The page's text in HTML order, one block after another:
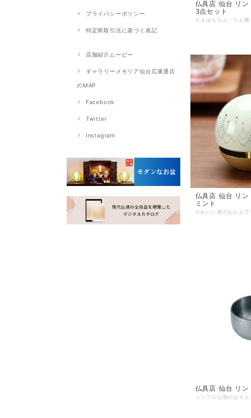
プライバシーポリシー
特定商取引法に基づく表記
店舗紹介ムービー
ギャラリーメモリア仙台広瀬通店
のMAP
Facebook
Twitter
Instagram
仏具店 仙台 リン たまゆらりん18 黒檀
3点セット
仏具店 仙台 リン たまゆら パステル・
ミント